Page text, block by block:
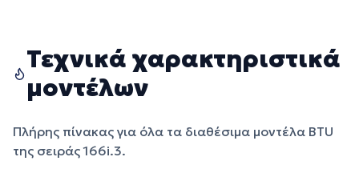
Τεχνικά χαρακτηριστικά
μοντέλων
Πλήρης πίνακας για όλα τα διαθέσιμα μοντέλα BTU
της σειράς 166i.3.